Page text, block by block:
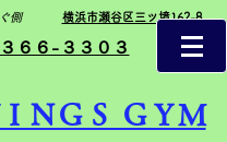
６６-３３０３
側 横浜市瀬谷区三ツ境162-8
ＮＧＳ ＧＹＭ